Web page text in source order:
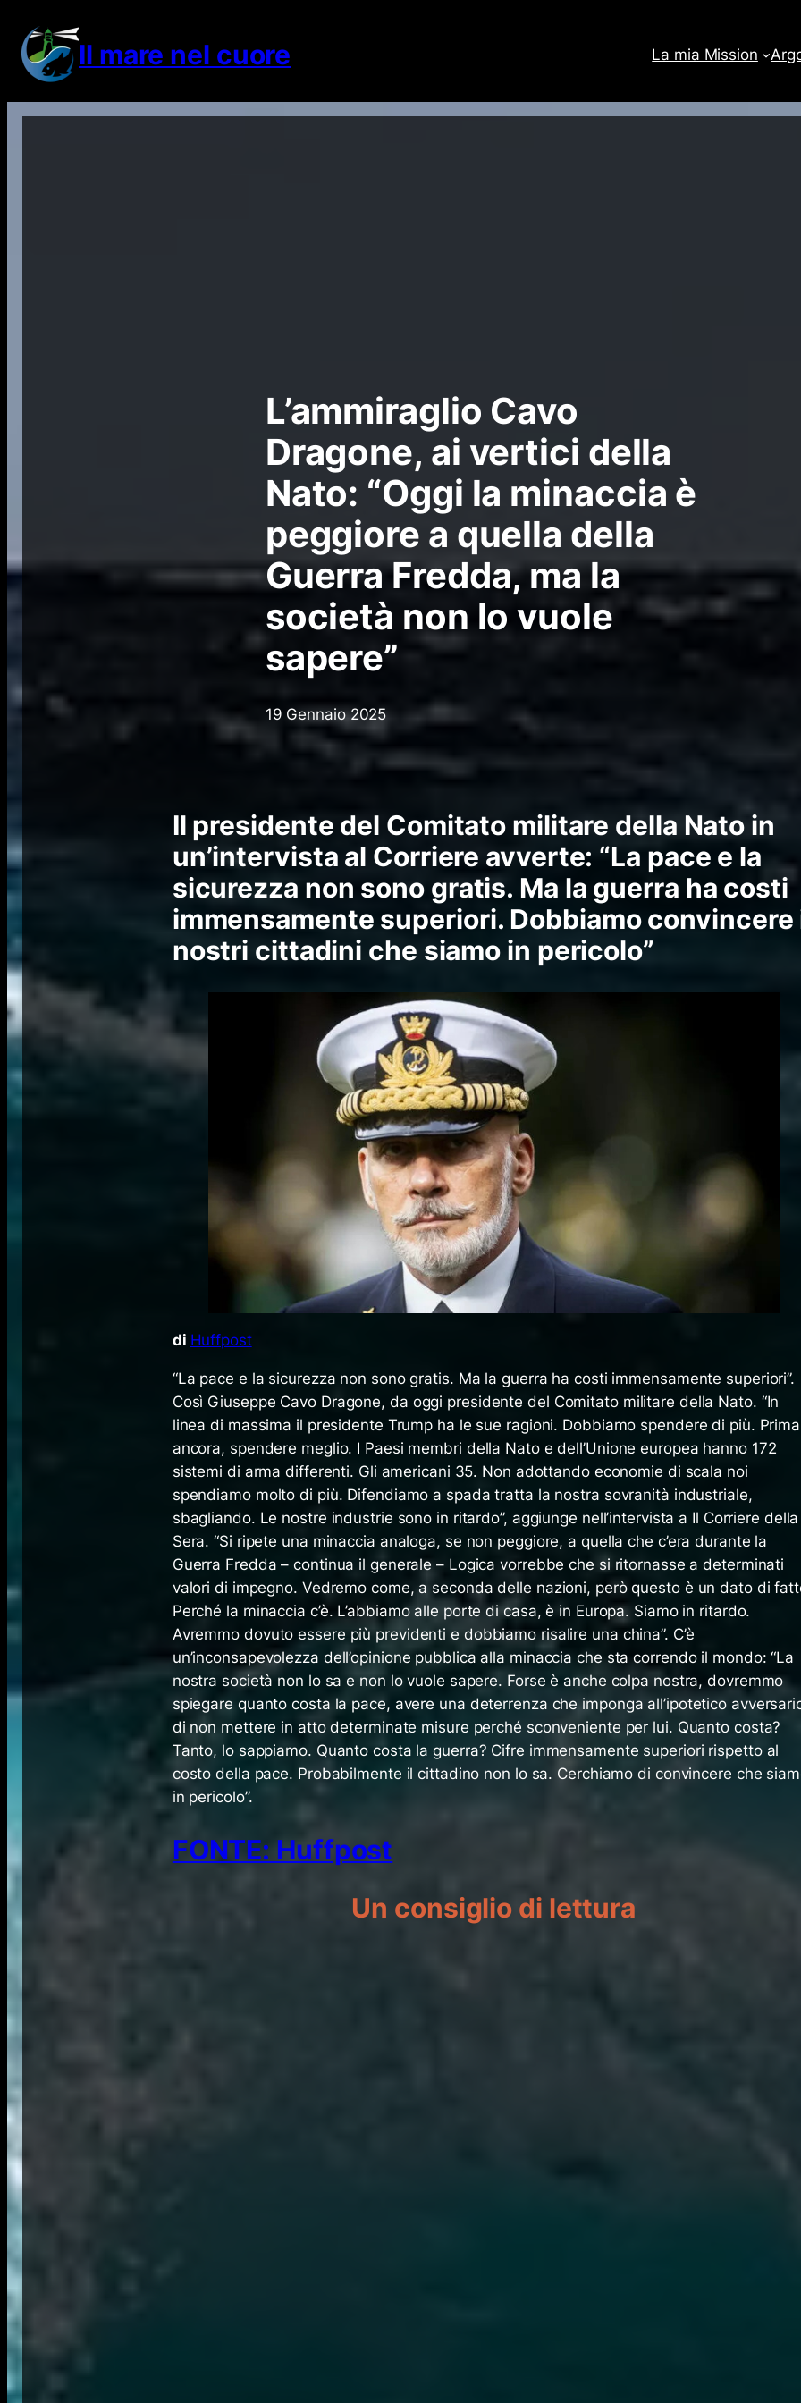
contenuto Il mare nel cuore La mia Mission
L’ammiraglio Cavo
Dragone, ai vertici della
Nato: “Oggi la minaccia è
peggiore a quella della
Guerra Fredda, ma la
società non lo vuole
sapere”
19 Gennaio 2025
Il presidente del Comitato militare della Nato in
un’intervista al Corriere avverte: “La pace e la
sicurezza non sono gratis. Ma la guerra ha costi
immensamente superiori. Dobbiamo convincere
nostri cittadini che siamo in pericolo”
di Huffpost
“La pace e la sicurezza non sono gratis. Ma la guerra ha costi immensamente superiori”.
Così Giuseppe Cavo Dragone, da oggi presidente del Comitato militare della Nato. “In
linea di massima il presidente Trump ha le sue ragioni. Dobbiamo spendere di più. Prima
ancora, spendere meglio. I Paesi membri della Nato e dell’Unione europea hanno 172
sistemi di arma differenti. Gli americani 35. Non adottando economie di scala noi
spendiamo molto di più. Difendiamo a spada tratta la nostra sovranità industriale,
sbagliando. Le nostre industrie sono in ritardo”, aggiunge nell’intervista a Il Corriere della
Sera. “Si ripete una minaccia analoga, se non peggiore, a quella che c’era durante la
Guerra Fredda – continua il generale – Logica vorrebbe che si ritornasse a determinati
valori di impegno. Vedremo come, a seconda delle nazioni, però questo è un dato di
Perché la minaccia c’è. L’abbiamo alle porte di casa, è in Europa. Siamo in ritardo.
Avremmo dovuto essere più previdenti e dobbiamo risalire una china”. C’è
un’inconsapevolezza dell’opinione pubblica alla minaccia che sta correndo il mondo: “La
nostra società non lo sa e non lo vuole sapere. Forse è anche colpa nostra, dovremmo
spiegare quanto costa la pace, avere una deterrenza che imponga all’ipotetico
di non mettere in atto determinate misure perché sconveniente per lui. Quanto costa?
Tanto, lo sappiamo. Quanto costa la guerra? Cifre immensamente superiori rispetto al
costo della pace. Probabilmente il cittadino non lo sa. Cerchiamo di convincere che
in pericolo”.
FONTE: Huffpost
Un consiglio di lettura